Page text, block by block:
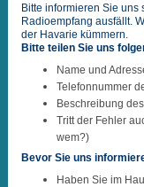
Bitte informieren Sie uns
Radioempfang ausfällt.
der Havarie kümmern.
Bitte teilen Sie uns
Name und
Telefonnummer
Beschreibung
Tritt der Fehler
wem?)
Bevor Sie uns
Haben Sie im